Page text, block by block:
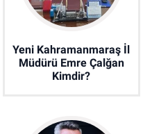
Yeni Kahramanmaraş İl
Müdürü Emre Çalğan
Kimdir?